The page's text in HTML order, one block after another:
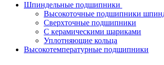
Шпиндельные подшипники
Высокоточные подшипники
Сверхточные подшипники
С керамическими шариками
Уплотняющие кольца
Высокотемпературные подшипники